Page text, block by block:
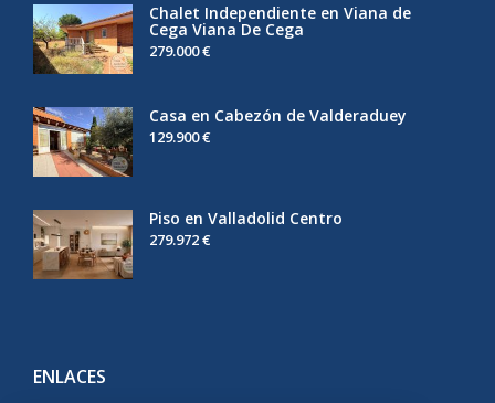
Chalet Independiente en Viana de
Cega Viana De Cega
279.000 €
Casa en Cabezón de Valderaduey
129.900 €
Piso en Valladolid Centro
279.972 €
ENLACES